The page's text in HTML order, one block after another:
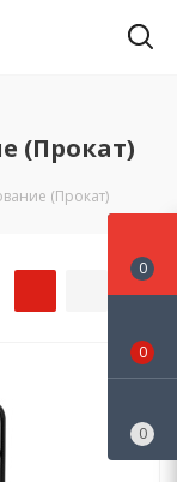
(Прокат)
(Прокат)
0
0
0